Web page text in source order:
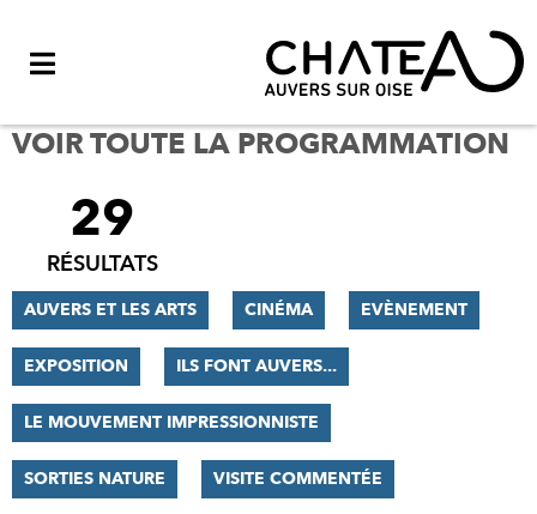
VOIR TOUTE LA PROGRAMMATION
FILTRER
RÉSULTATS
29
RÉSULTATS
AUVERS ET LES ARTS CINÉMA EVÈNEMENT
EXPOSITION ILS FONT AUVERS...
LE MOUVEMENT IMPRESSIONNISTE
SORTIES NATURE VISITE COMMENTÉE